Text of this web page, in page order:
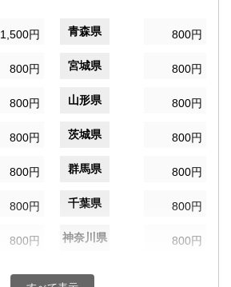
1,500円 青森県 800円
800円 宮城県 800円
800円 山形県 800円
800円 茨城県 800円
800円 群馬県 800円
800円 千葉県 800円
800円 神奈川県 800円
800円 富山県